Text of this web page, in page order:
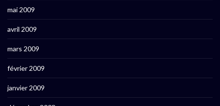
mai 2009
avril 2009
mars 2009
février 2009
janvier 2009